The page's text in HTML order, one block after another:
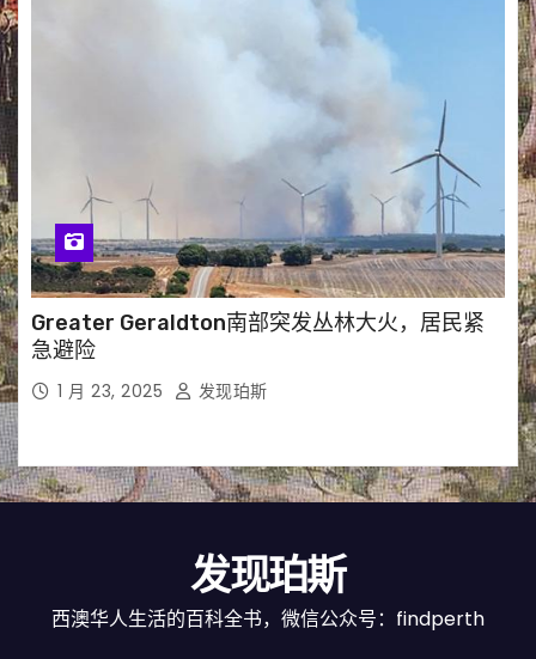
Greater Geraldton南部突发丛林大火，居民紧
急避险
1 月 23, 2025 发现珀斯
发现珀斯
西澳华人生活的百科全书，微信公众号：findperth